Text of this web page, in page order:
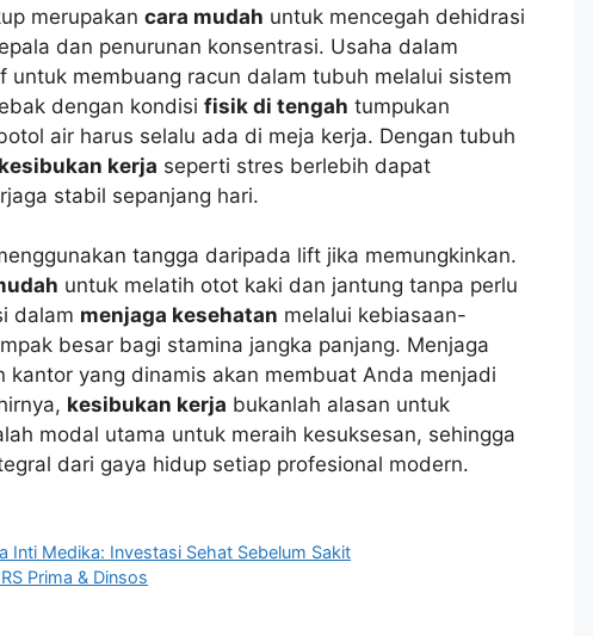
merupakan cara mudah untuk mencegah dehidrasi
dan penurunan konsentrasi. Usaha dalam
untuk membuang racun dalam tubuh melalui sistem
dengan kondisi fisik di tengah tumpukan
air harus selalu ada di meja kerja. Dengan tubuh
kesibukan kerja seperti stres berlebih dapat
stabil sepanjang hari.
tangga daripada lift jika memungkinkan.
untuk melatih otot kaki dan jantung tanpa perlu
dalam menjaga kesehatan melalui kebiasaan-
besar bagi stamina jangka panjang. Menjaga
kantor yang dinamis akan membuat Anda menjadi
kesibukan kerja bukanlah alasan untuk
modal utama untuk meraih kesuksesan, sehingga
dari gaya hidup setiap profesional modern.
Inti Medika: Investasi Sehat Sebelum Sakit
Prima & Dinsos